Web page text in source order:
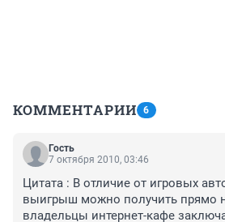
КОММЕНТАРИИ 6
Гость
7 октября 2010, 03:46
Цитата : В отличие от игровых
выигрыш можно получить прямо
владельцы интернет-кафе